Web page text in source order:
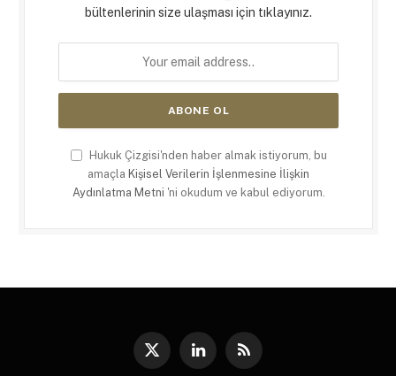
bültenlerinin size ulaşması için tıklayınız.
Hukuk Çizgisi'nden haber almak istiyorum, bu
amaçla Kişisel Verilerin İşlenmesine İlişkin
Aydınlatma Metni 'ni okudum ve kabul ediyorum.
X
LinkedInRSS